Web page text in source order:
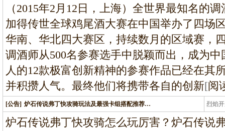
龙
（2015年2月12日，上海）全世界最知名的
加得传世全球鸡尾酒大赛在中国举办了四场
华南、华北四大赛区，持续数月的区域赛，
调酒师从500名参赛选手中脱颖而出，成为
人的12款极富创新精神的参赛作品已经在其
并积攒人气。最终他们将携带各自的创新[阅
[公告] 炉石传说弗丁快攻骑玩法及最强卡组搭配推荐… 烈焰
龙
炉石传说弗丁快攻骑怎么玩厉害？炉石传说